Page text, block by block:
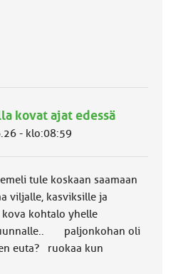
kovat ajat edessä
- klo:08:59
tule koskaan saamaan
viljalle, kasviksille ja
kohtalo yhelle
paljonkohan oli
euta? ruokaa kun